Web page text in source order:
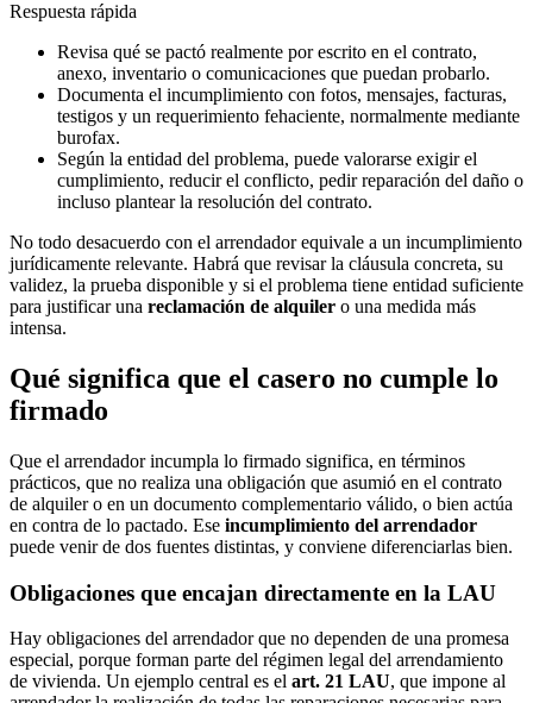
Respuesta rápida
Revisa qué se pactó realmente por escrito en el contrato,
anexo, inventario o comunicaciones que puedan probarlo.
Documenta el incumplimiento con fotos, mensajes, facturas,
testigos y un requerimiento fehaciente, normalmente mediante
burofax.
Según la entidad del problema, puede valorarse exigir el
cumplimiento, reducir el conflicto, pedir reparación del daño o
incluso plantear la resolución del contrato.
No todo desacuerdo con el arrendador equivale a un incumplimiento
jurídicamente relevante. Habrá que revisar la cláusula concreta, su
validez, la prueba disponible y si el problema tiene entidad suficiente
para justificar una reclamación de alquiler o una medida más
intensa.
Qué significa que el casero no cumple lo
firmado
Que el arrendador incumpla lo firmado significa, en términos
prácticos, que no realiza una obligación que asumió en el contrato
de alquiler o en un documento complementario válido, o bien actúa
en contra de lo pactado. Ese incumplimiento del arrendador
puede venir de dos fuentes distintas, y conviene diferenciarlas bien.
Obligaciones que encajan directamente en la LAU
Hay obligaciones del arrendador que no dependen de una promesa
especial, porque forman parte del régimen legal del arrendamiento
de vivienda. Un ejemplo central es el art. 21 LAU, que impone al